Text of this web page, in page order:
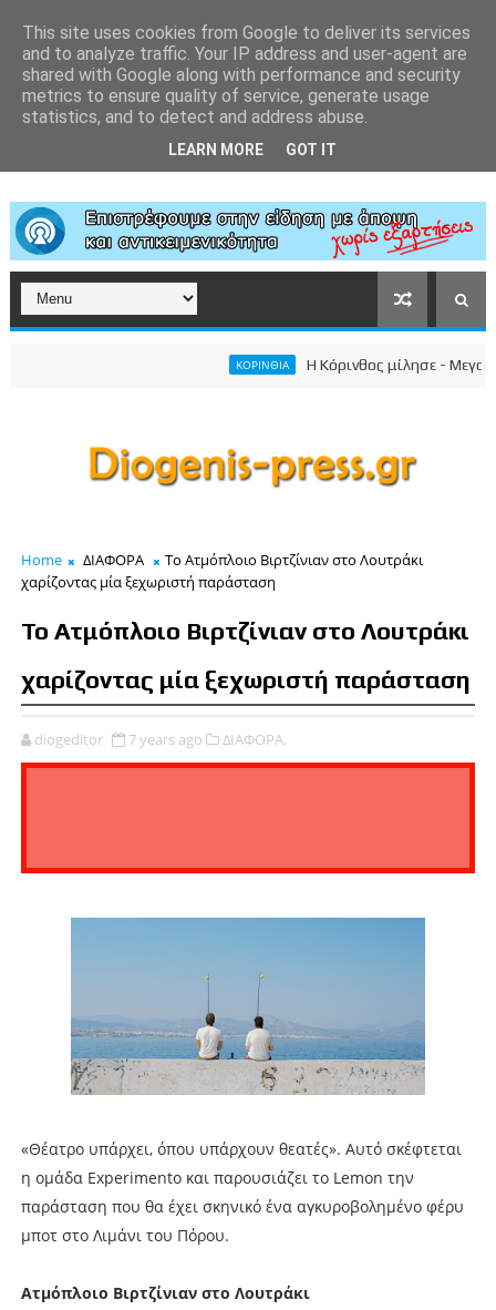
ΚΟΡΙΝΘΙΑ Η Κόρινθος μίλησε -
Home ΔΙΑΦΟΡΑ
Το Ατμόπλοιο Βιρτζίνιαν στο Λουτράκι
χαρίζοντας μία ξεχωριστή παράσταση
Το Ατμόπλοιο Βιρτζίνιαν στο Λουτράκι
χαρίζοντας μία ξεχωριστή παράσταση
diogeditor 7 years ago ΔΙΑΦΟΡΑ,
«Θέατρο υπάρχει, όπου υπάρχουν θεατές». Αυτό σκέφτεται
η ομάδα Experimento και παρουσιάζει το Lemon την
παράσταση που θα έχει σκηνικό ένα αγκυροβολημένο φέρυ
μποτ στο Λιμάνι του Πόρου.
Ατμόπλοιο Βιρτζίνιαν στο Λουτράκι
This site uses cookies from Google to deliver its services
and to analyze traffic. Your IP address and user-agent are
shared with Google along with performance and security
metrics to ensure quality of service, generate usage
statistics, and to detect and address abuse.
LEARN MORE GOT IT